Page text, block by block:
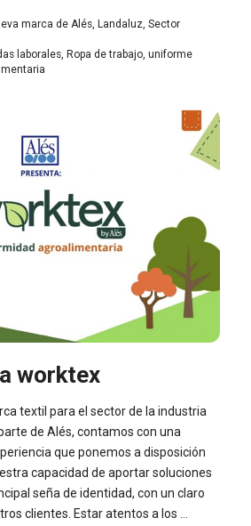
marca de Alés, Landaluz, Sector
laborales, Ropa de trabajo, uniforme
worktex
textil para el sector de la industria
de Alés, contamos con una
que ponemos a disposición
capacidad de aportar soluciones
seña de identidad, con un claro
clientes. Estar atentos a los …